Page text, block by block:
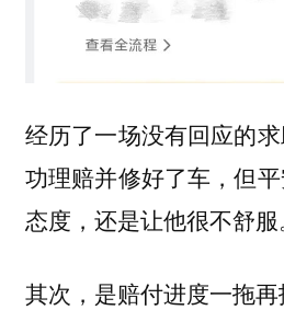
经历了一场没有回应的
功理赔并修好了车，但
态度，还是让他很不舒服
其次，是赔付进度一拖再